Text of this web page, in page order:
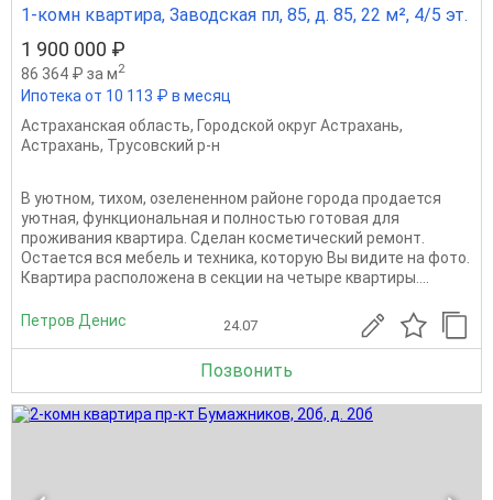
1-комн квартира, Заводская пл, 85, д. 85, 22 м², 4/5 эт.
1 900 000 ₽
86 364 ₽ за м2
Ипотека от 10 113 ₽ в месяц
Астраханская область, Городской округ Астрахань,
Астрахань, Трусовский р-н
В уютном, тихом, озелененном районе города продается
уютная, функциональная и полностью готовая для
проживания квартира. Сделан косметический ремонт.
Остается вся мебель и техника, которую Вы видите на фото.
Квартира расположена в секции на четыре квартиры....
Петров Денис 24.07
Позвонить